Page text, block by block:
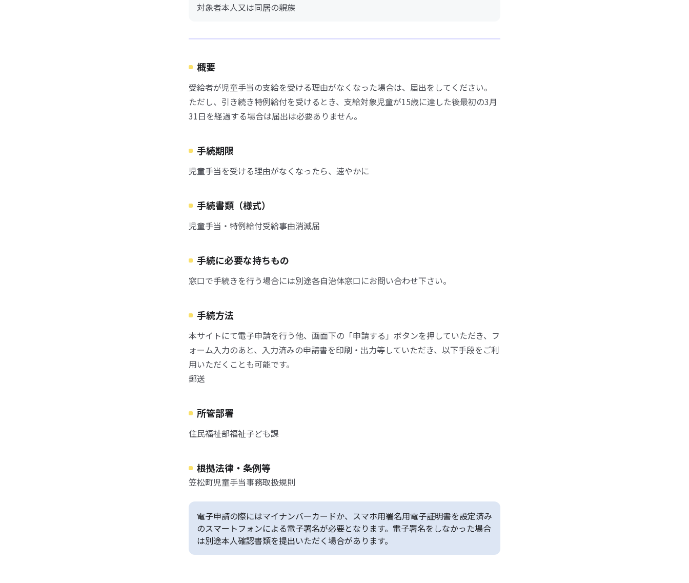
対象者本人又は同居の親族
概要
受給者が児童手当の支給を受ける理由がなくなった場合は、届出をしてください。
ただし、引き続き特例給付を受けるとき、支給対象児童が15歳に達した後最初の3月
31日を経過する場合は届出は必要ありません。
手続期限
児童手当を受ける理由がなくなったら、速やかに
手続書類（様式）
児童手当・特例給付受給事由消滅届
手続に必要な持ちもの
窓口で手続きを行う場合には別途各自治体窓口にお問い合わせ下さい。
手続方法
本サイトにて電子申請を行う他、画面下の「申請する」ボタンを押していただき、フ
ォーム入力のあと、入力済みの申請書を印刷・出力等していただき、以下手段をご利
用いただくことも可能です。
郵送
所管部署
住民福祉部福祉子ども課
根拠法律・条例等
笠松町児童手当事務取扱規則
電子申請の際にはマイナンバーカードか、スマホ用署名用電子証明書を設定済み
のスマートフォンによる電子署名が必要となります。電子署名をしなかった場合
は別途本人確認書類を提出いただく場合があります。